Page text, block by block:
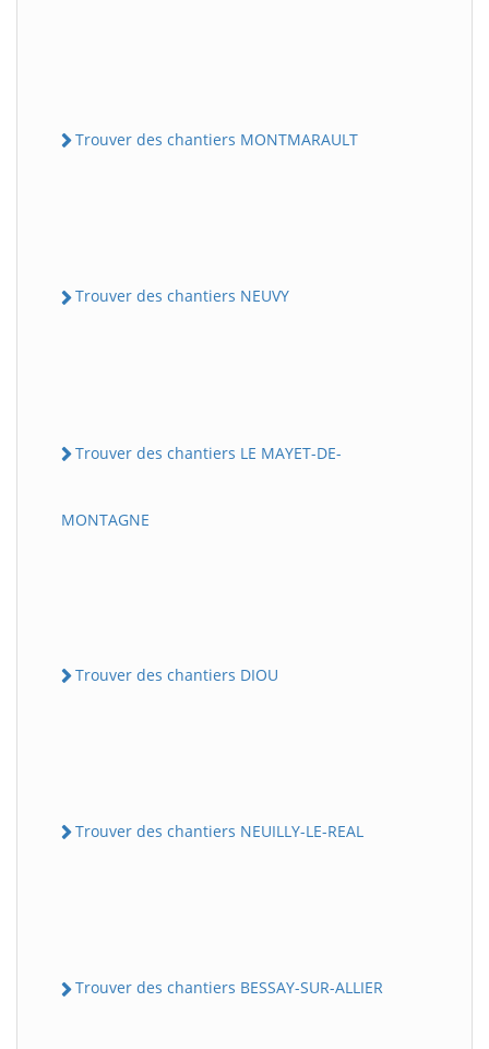
Trouver des chantiers MONTMARAULT
Trouver des chantiers NEUVY
Trouver des chantiers LE MAYET-DE-
MONTAGNE
Trouver des chantiers DIOU
Trouver des chantiers NEUILLY-LE-REAL
Trouver des chantiers BESSAY-SUR-ALLIER